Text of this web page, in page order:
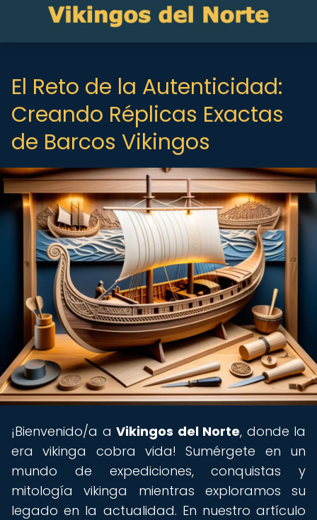
El Reto de la Autenticidad:
Creando Réplicas Exactas
de Barcos Vikingos
¡Bienvenido/a a Vikingos del Norte, donde la
era vikinga cobra vida! Sumérgete en un
mundo de expediciones, conquistas y
mitología vikinga mientras exploramos su
legado en la actualidad. En nuestro artículo